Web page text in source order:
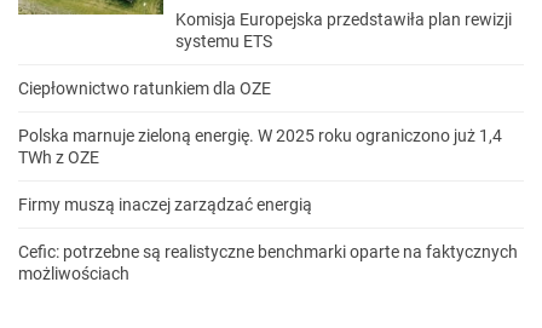
Komisja Europejska przedstawiła plan rewizji
systemu ETS
Ciepłownictwo ratunkiem dla OZE
Polska marnuje zieloną energię. W 2025 roku ograniczono już 1,4
TWh z OZE
Firmy muszą inaczej zarządzać energią
Cefic: potrzebne są realistyczne benchmarki oparte na faktycznych
możliwościach